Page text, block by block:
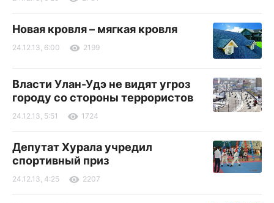
Новая кровля – мягкая кровля
24.12.13, 6:00 2199
Власти Улан-Удэ не видят угроз
городу со стороны террористов
24.12.13, 5:51 1724
Депутат Хурала учредил
спортивный приз
24.12.13, 4:25 2207